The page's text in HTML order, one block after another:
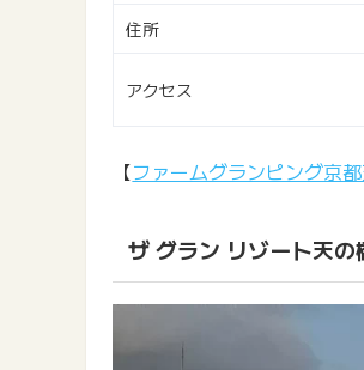
住所
アクセス
【ファームグランピング京
ザ グラン リゾート天の